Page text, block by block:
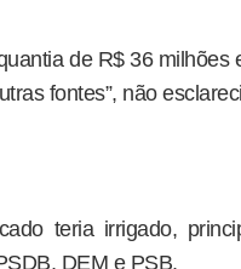
de R$ 36 milhões
fontes”, não
teria irrigado,
DEM e PSB.